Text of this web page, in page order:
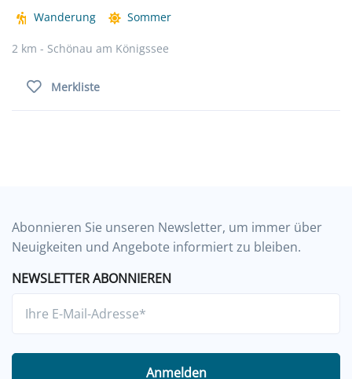
Wanderung Sommer
2 km - Schönau am Königssee
Merkliste
Abonnieren Sie unseren Newsletter, um immer über
Neuigkeiten und Angebote informiert zu bleiben.
NEWSLETTER ABONNIEREN
Anmelden